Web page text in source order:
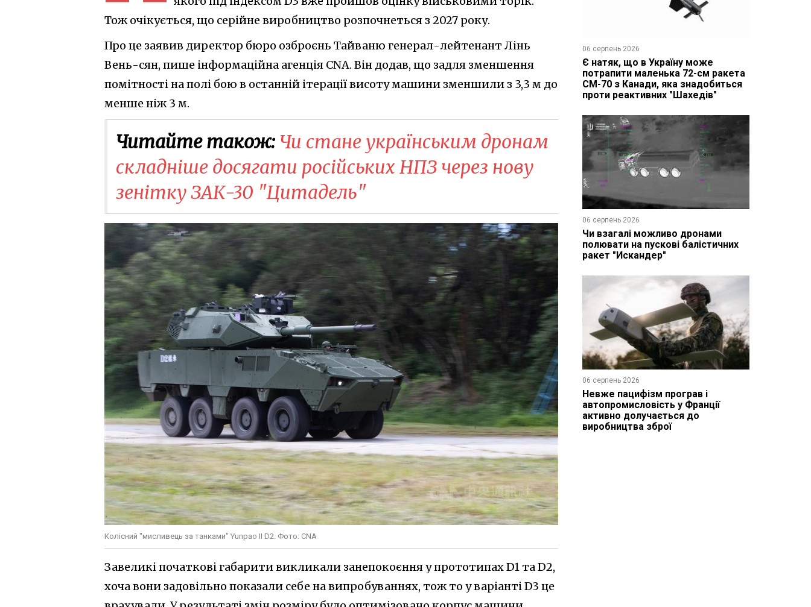
Тож очікується, що серійне виробництво розпочнеться з 2027 року.
Про це заявив директор бюро озброєнь Тайваню генерал-лейтенант Лінь
Вень-сян, пише інформаційна агенція CNA. Він додав, що задля зменшення
помітності на полі бою в останній ітерації висоту машини зменшили з 3,3 м до
менше ніж 3 м.
Читайте також: Чи стане українським дронам
складніше досягати російських НПЗ через нову
зенітку ЗАК-30 "Цитадель"
Колісний "мисливець за танками" Yunpao II D2. Фото: CNA
Завеликі початкові габарити викликали занепокоєння у прототипах D1 та D2,
хоча вони задовільно показали себе на випробуваннях, тож то у варіанті D3 це
06 серпень 2026
Є натяк, що в Україну може
потрапити маленька 72-см ракета
CM-70 з Канади, яка знадобиться
проти реактивних "Шахедів"
06 серпень 2026
Чи взагалі можливо дронами
полювати на пускові балістичних
ракет "Искандер"
06 серпень 2026
Невже пацифізм програв і
автопромисловість у Франції
активно долучається до
виробництва зброї